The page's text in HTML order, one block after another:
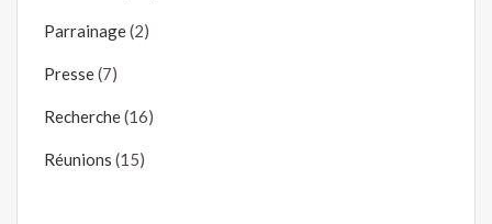
Parrainage(2)
Presse(7)
Recherche(16)
Réunions (15)